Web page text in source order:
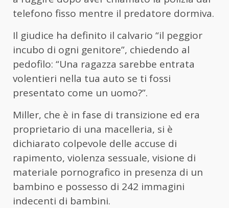
telefono fisso mentre il predatore dormiva.
Il giudice ha definito il calvario “il peggior
incubo di ogni genitore”, chiedendo al
pedofilo: “Una ragazza sarebbe entrata
volentieri nella tua auto se ti fossi
presentato come un uomo?”.
Miller, che è in fase di transizione ed era
proprietario di una macelleria, si è
dichiarato colpevole delle accuse di
rapimento, violenza sessuale, visione di
materiale pornografico in presenza di un
bambino e possesso di 242 immagini
indecenti di bambini.